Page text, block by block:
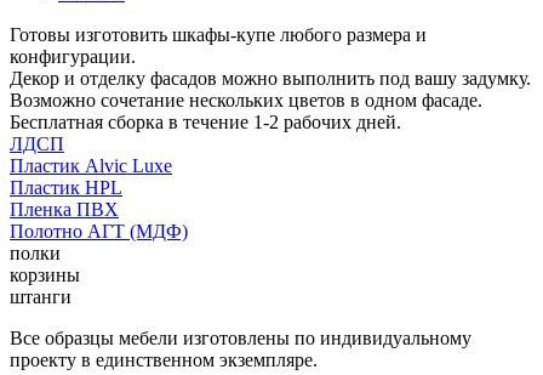
Готовы изготовить шкафы-купе любого размера и
конфигурации.
Декор и отделку фасадов можно выполнить под вашу задумку.
Возможно сочетание нескольких цветов в одном фасаде.
Бесплатная сборка в течение 1-2 рабочих дней.
ЛДСП
Пластик Alvic Luxe
Пластик HPL
Пленка ПВХ
Полотно АГТ (МДФ)
полки
корзины
штанги
Все образцы мебели изготовлены по индивидуальному
проекту в единственном экземпляре.